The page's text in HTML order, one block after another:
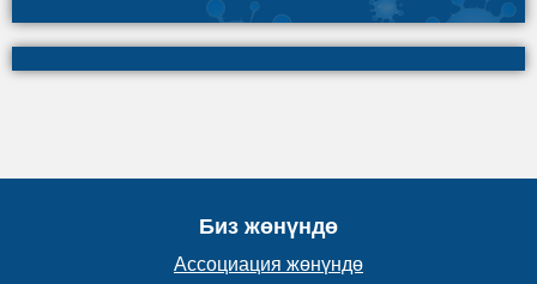
Биз жөнүндө
Ассоциация жөнүндө